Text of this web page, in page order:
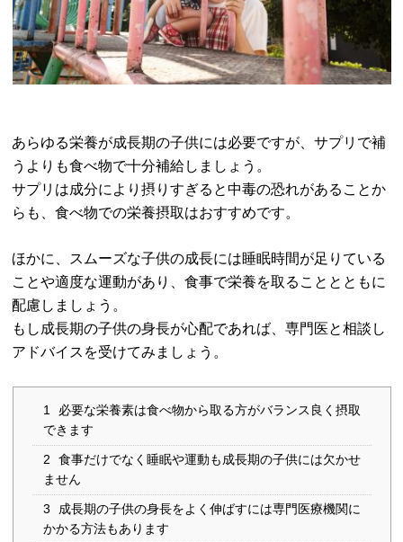
あらゆる栄養が成長期の子供には必要ですが、サプリで補
うよりも食べ物で十分補給しましょう。
サプリは成分により摂りすぎると中毒の恐れがあることか
らも、食べ物での栄養摂取はおすすめです。
ほかに、スムーズな子供の成長には睡眠時間が足りている
ことや適度な運動があり、食事で栄養を取ることとともに
配慮しましょう。
もし成長期の子供の身長が心配であれば、専門医と相談し
アドバイスを受けてみましょう。
1
必要な栄養素は食べ物から取る方がバランス良く摂取
できます
2
食事だけでなく睡眠や運動も成長期の子供には欠かせ
ません
3
成長期の子供の身長をよく伸ばすには専門医療機関に
かかる方法もあります